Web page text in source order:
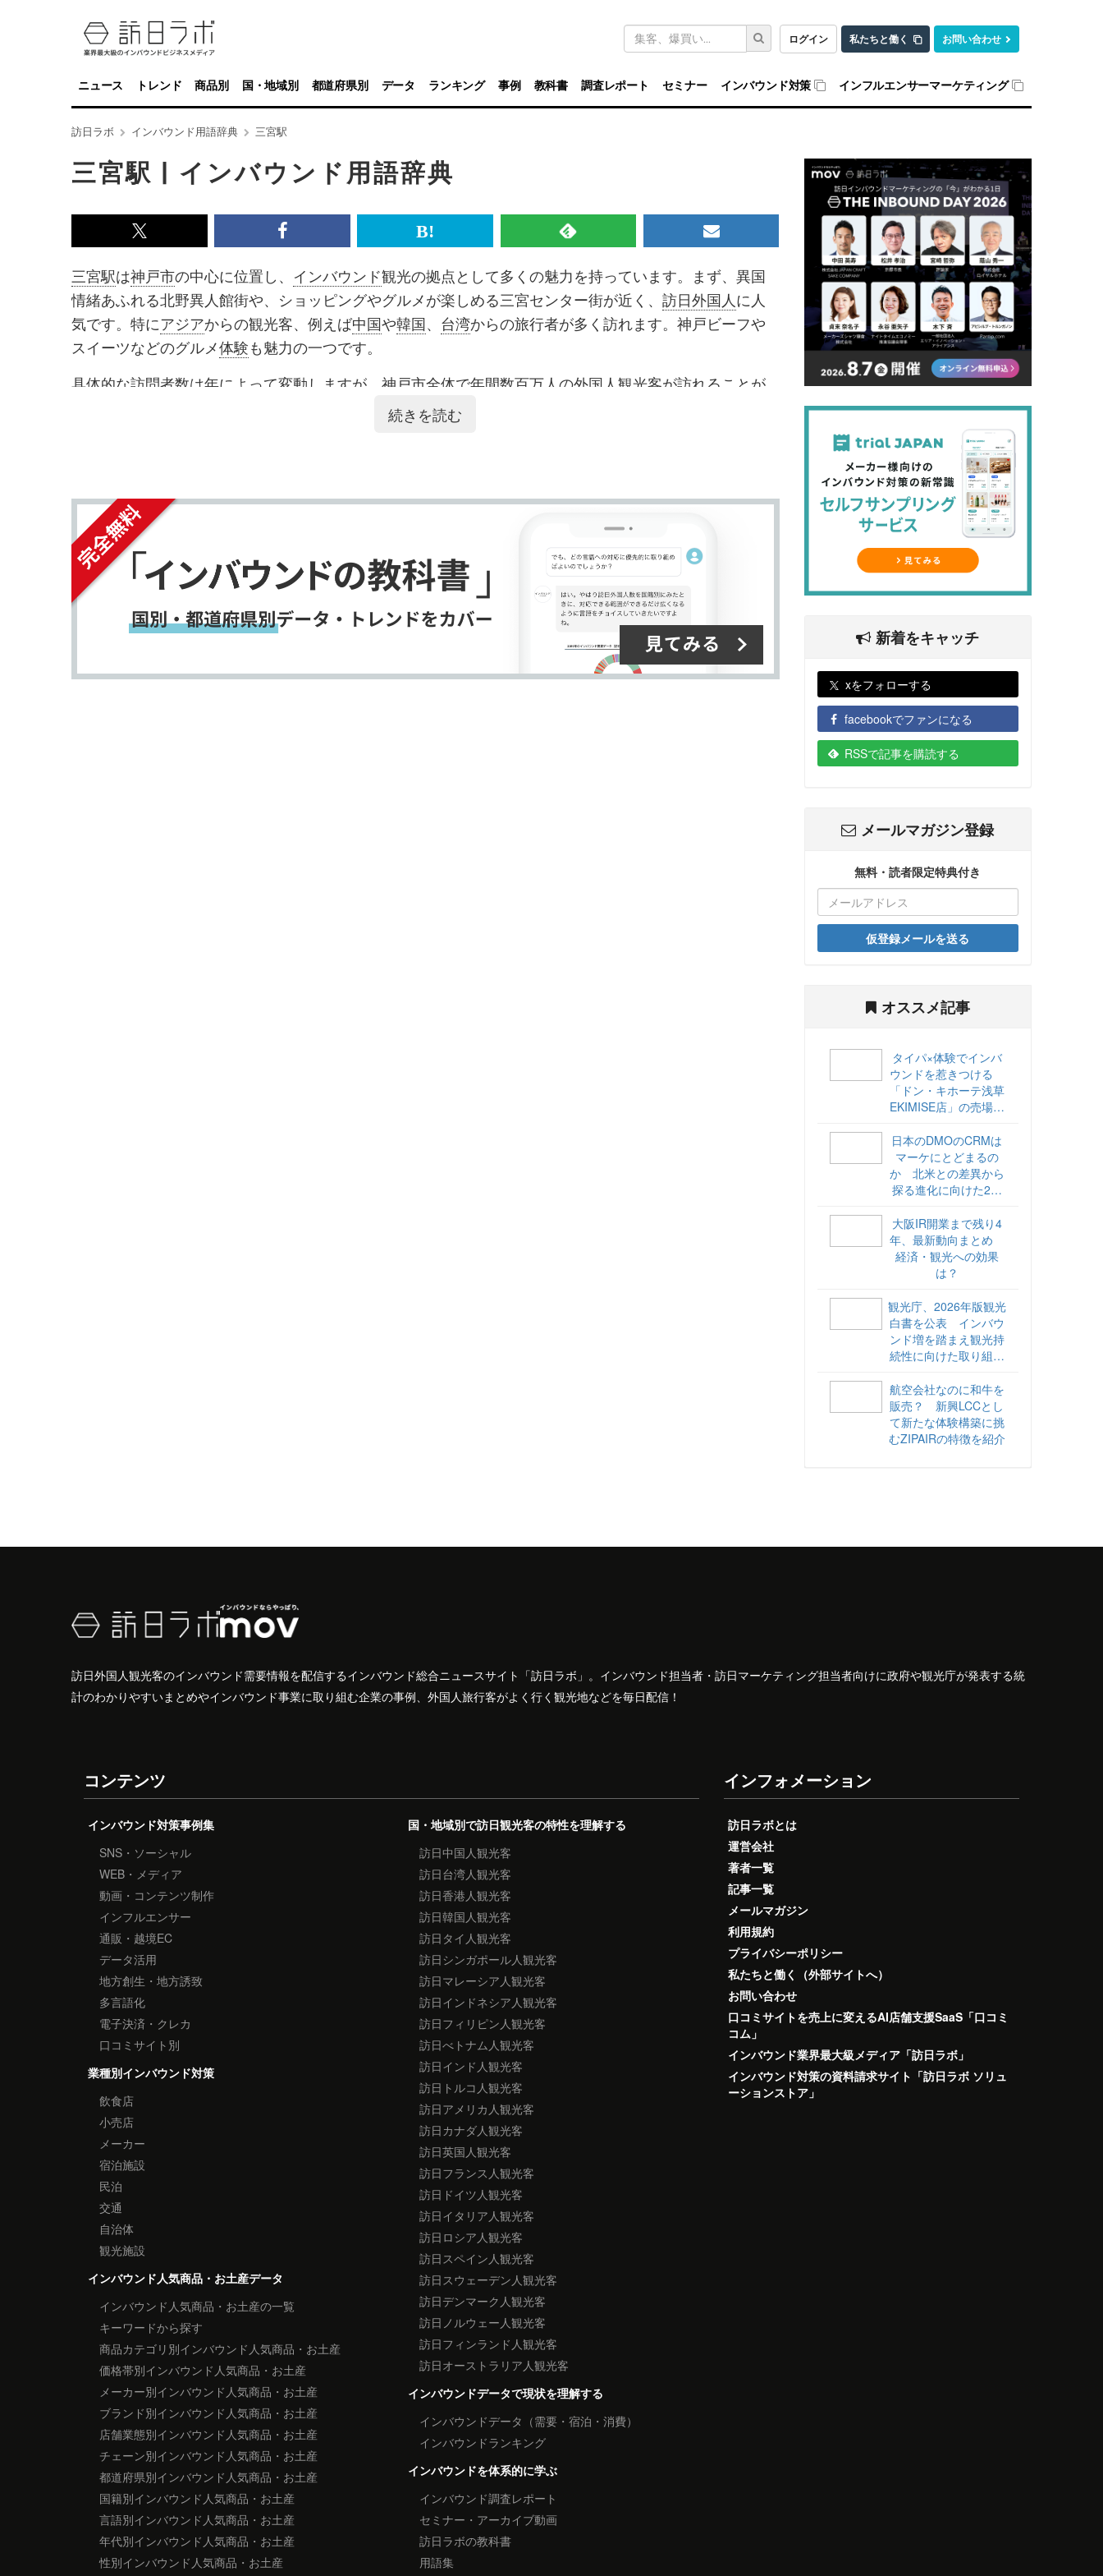
ログイン 私たちと働く お問い合わせ
キ
ワ
ド
検
索
ニュース トレンド 商品別 国・地域別 都道府県別 データ ランキング 事例 教科書 調査レポート セミナー インバウンド対策 インフルエンサーマーケティング
訪日ラボ インバウンド用語辞典 三宮駅
三宮駅 | インバウンド用語辞典
x<br>
で
記
事
を
ェ
Facebook<br>
で
記
事
を
ェ
は
て
な
ブ
マ
ー
追
RSS
で
記
事
読
メ
ル
マ
ガ
す
三宮駅は神戸市の中心に位置し、 インバウンド観光の拠点として多くの魅力を持っています。まず、異国
情緒あふれる北野異人館街や、ショッピングやグルメが楽しめる三宮センター街が近く、 訪日外国人に人
気です。特にアジアからの観光客、例えば中国や韓国、 台湾からの旅行者が多く訪れます。神戸ビーフや
スイーツなどのグルメ体験も魅力の一つです。
具体的な訪問者数は年によって変動しますが、 神戸市全体で年間数百万人の外国人観光客が訪れることが
やメリケンパークも人気のスポットで、写真撮影や散策を
楽しむ観光客が多いです。これらの要素が組み合わさり、三宮駅
続きを読む
新着をキャッチ
xをフォローする
facebookでファンになる
RSSで記事を購読する
メールマガジン登録
無料・読者限定特典付き
仮登録メールを送る
オススメ記事
タイパ×体験でインバ
ウンドを惹きつける
「ドン・キホーテ浅草
EKIMISE店」の売場づ
日本のDMOのCRMは
マーケにとどまるの
か 北米との差異から
探る進化に向けた2ス
海外DMOのリアル
vol.6】
大阪IR開業まで残り4
年、最新動向まとめ
経済・観光への効果
は？
観光庁、2026年版観光
白書を公表 インバウ
ンド増を踏まえ観光持
続性に向けた取り組み
航空会社なのに和牛を
販売？ 新興LCCとし
て新たな体験構築に挑
むZIPAIRの特徴を紹介
訪日外国人観光客のインバウンド需要情報を配信するインバウンド総合ニュースサイト「訪日ラボ」。インバウンド担当者・訪日マーケティング担当者向けに政府や観光庁が発表する統
計のわかりやすいまとめやインバウンド事業に取り組む企業の事例、外国人旅行客がよく行く観光地などを毎日配信！
コンテンツ
インバウンド対策事例集
SNS・ソーシャル
WEB・メディア
動画・コンテンツ制作
インフルエンサー
通販・越境EC
データ活用
地方創生・地方誘致
多言語化
電子決済・クレカ
口コミサイト別
業種別インバウンド対策
飲食店
小売店
メーカー
宿泊施設
民泊
交通
自治体
観光施設
インバウンド人気商品・お土産データ
インバウンド人気商品・お土産の一覧
キーワードから探す
商品カテゴリ別インバウンド人気商品・お土産
価格帯別インバウンド人気商品・お土産
メーカー別インバウンド人気商品・お土産
ブランド別インバウンド人気商品・お土産
店舗業態別インバウンド人気商品・お土産
チェーン別インバウンド人気商品・お土産
都道府県別インバウンド人気商品・お土産
国籍別インバウンド人気商品・お土産
言語別インバウンド人気商品・お土産
年代別インバウンド人気商品・お土産
性別インバウンド人気商品・お土産
国・地域別で訪日観光客の特性を理解する
訪日中国人観光客
訪日台湾人観光客
訪日香港人観光客
訪日韓国人観光客
訪日タイ人観光客
訪日シンガポール人観光客
訪日マレーシア人観光客
訪日インドネシア人観光客
訪日フィリピン人観光客
訪日べトナム人観光客
訪日インド人観光客
訪日トルコ人観光客
訪日アメリカ人観光客
訪日カナダ人観光客
訪日英国人観光客
訪日フランス人観光客
訪日ドイツ人観光客
訪日イタリア人観光客
訪日ロシア人観光客
訪日スペイン人観光客
訪日スウェーデン人観光客
訪日デンマーク人観光客
訪日ノルウェー人観光客
訪日フィンランド人観光客
訪日オーストラリア人観光客
インバウンドデータで現状を理解する
インバウンドデータ（需要・宿泊・消費）
インバウンドランキング
インバウンドを体系的に学ぶ
インバウンド調査レポート
セミナー・アーカイブ動画
訪日ラボの教科書
用語集
インフォメーション
訪日ラボとは
運営会社
著者一覧
記事一覧
メールマガジン
利用規約
プライバシーポリシー
私たちと働く（外部サイトへ）
お問い合わせ
口コミサイトを売上に変えるAI店舗支援SaaS「口コミ
コム」
インバウンド業界最大級メディア「訪日ラボ」
インバウンド対策の資料請求サイト「訪日ラボ ソリュ
ーションストア」